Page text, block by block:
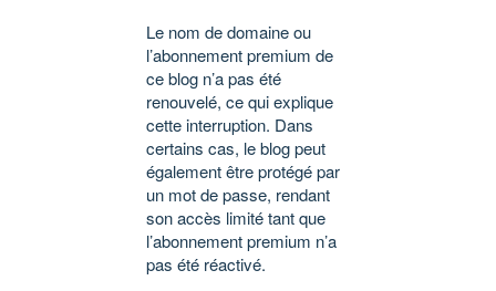
Le nom de domaine ou
l’abonnement premium de
ce blog n’a pas été
renouvelé, ce qui explique
cette interruption. Dans
certains cas, le blog peut
également être protégé par
un mot de passe, rendant
son accès limité tant que
l’abonnement premium n’a
pas été réactivé.